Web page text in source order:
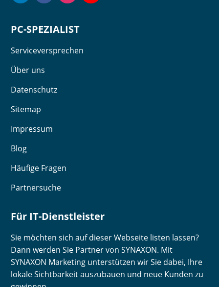
PC-SPEZIALIST
Serviceversprechen
Über uns
Datenschutz
Sitemap
Impressum
Blog
Häufige Fragen
Partnersuche
Für IT-Dienstleister
Sie möchten sich auf dieser Webseite listen lassen?
Dann werden Sie Partner von SYNAXON. Mit
SYNAXON Marketing unterstützen wir Sie dabei, Ihre
lokale Sichtbarkeit auszubauen und neue Kunden zu